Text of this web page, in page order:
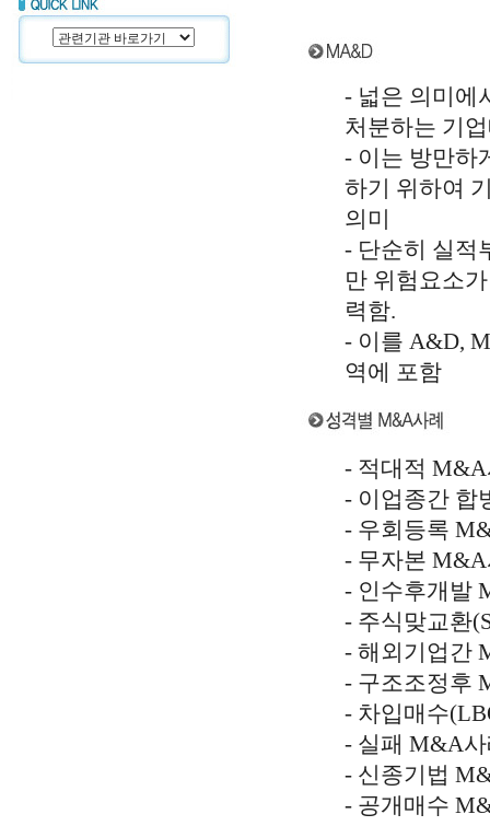
- 넓은 의미에
처분하는 기
- 이는 방만하
하기 위하여
의미
- 단순히 실적
만 위험요소
력함.
- 이를 A&D,
역에 포함
- 적대적
- 이업종간 합
- 우회등록
- 무자본
- 인수후개발
- 주식맞교환
- 해외기업간
- 구조조정후
- 차입매수
- 실패 M&A
- 신종기법
- 공개매수